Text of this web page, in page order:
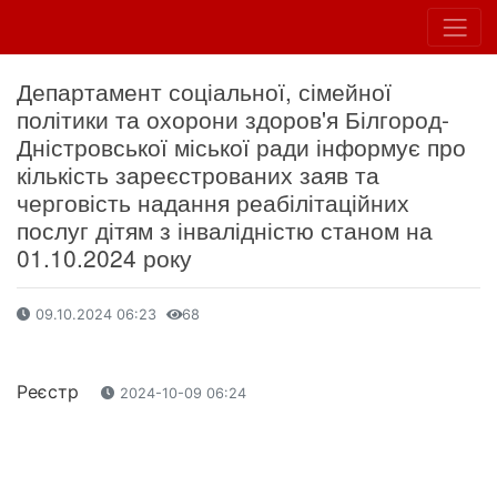
Департамент соціальної, сімейної
політики та охорони здоров'я Білгород-
Дністровської міської ради інформує про
кількість зареєстрованих заяв та
черговість надання реабілітаційних
послуг дітям з інвалідністю станом на
01.10.2024 року
09.10.2024 06:23 68
Реєстр 2024-10-09 06:24